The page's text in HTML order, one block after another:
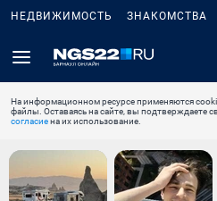
НЕДВИЖИМОСТЬ ЗНАКОМСТВА
На информационном ресурсе применяются
файлы. Оставаясь на сайте, вы подтверждаете
согласиена их использование.